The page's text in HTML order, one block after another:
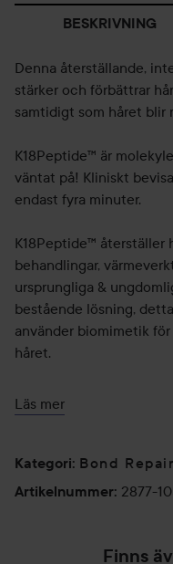
BESKRIVNING
Denna återställande,
stärker och förbättrar
samtidigt som håret blir
K18Peptide™ är
väntat på! Kliniskt
endast fyra minuter.
K18Peptide™ återställer
behandlingar,
ursprungliga &
bestående lösning,
använder biomimetik
håret.
K18 skapar mjukt,
känns som nytt.
Användning:
1. Schamponera håret
2. Börja med 1
Läs mer
Kategori: Bond Repair
Artikelnummer: 2877-
Finns